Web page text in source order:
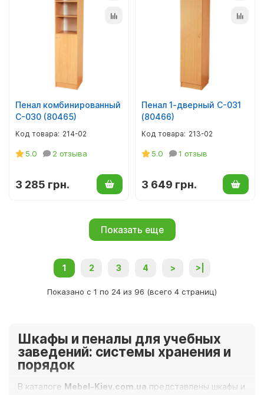
Пенал комбинированный
С-030 (80465)
214-02
5.0 2 отзыва
3 285 грн.
Пенал 1-дверный С-031
(80466)
213-02
5.0 1 отзыв
3 649 грн.
Показать еще
1 2 3 4 > >|
Показано с 1 по 24 из 96 (всего 4 страниц)
Шкафы и пеналы для учебных
заведений: системы хранения и
порядок
В каталоге Mebel-Kiev.com.ua представлены шкафы и